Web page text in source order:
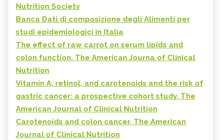
Nutrition Society
Banca Dati di composizione degli Alimenti per
studi epidemiologici in Italia
The effect of raw carrot on serum lipids and
colon function, The American Journa of Clinical
Nutrition
Vitamin A, retinol, and carotenoids and the risk of
gastric cancer: a prospective cohort study, The
American Journal of Clinical Nutrition
Carotenoids and colon cancer, The American
Journal of Clinical Nutrition